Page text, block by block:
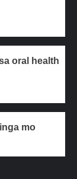
oral health
mo